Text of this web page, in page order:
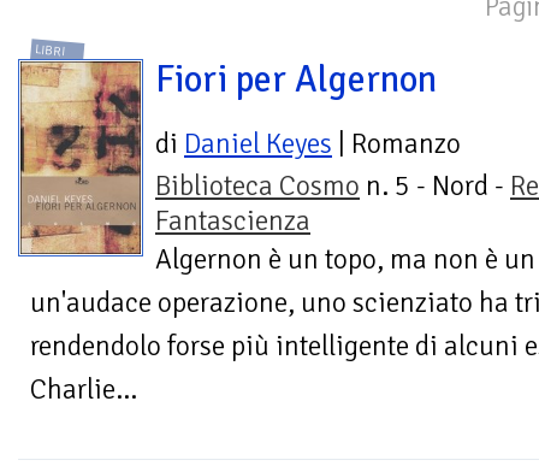
LIBRI
Fiori per Algernon
di Daniel Keyes | Romanzo
Biblioteca Cosmo n. 5 - Nord -
Fantascienza
Algernon è un topo, ma non è
un'audace operazione, uno scienziato ha
rendendolo forse più intelligente di alcuni
Charlie...